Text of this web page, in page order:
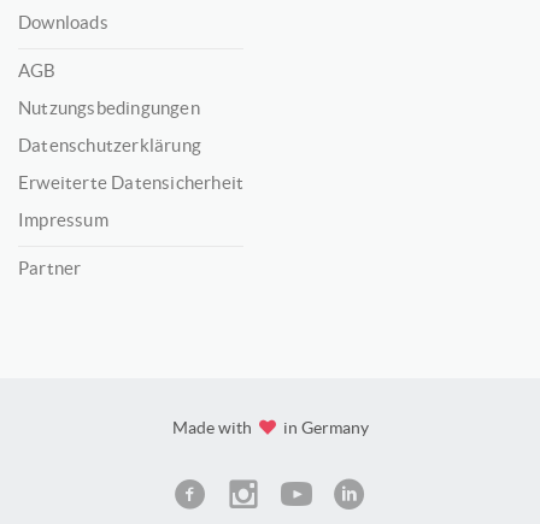
Downloads
AGB
Nutzungsbedingungen
Datenschutzerklärung
Erweiterte Datensicherheit
Impressum
Partner
Made with in Germany